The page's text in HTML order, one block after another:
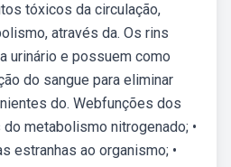
tóxicos da circulação,
através da. Os rins
urinário e possuem como
do sangue para eliminar
do. Webfunções dos
metabolismo nitrogenado; •
estranhas ao organismo; •